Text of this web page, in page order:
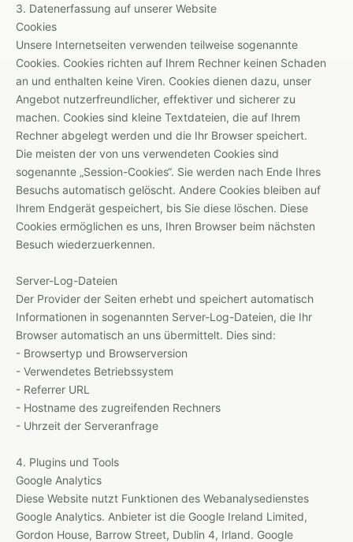
3. Datenerfassung auf unserer Website
Cookies
Unsere Internetseiten verwenden teilweise sogenannte
Cookies. Cookies richten auf Ihrem Rechner keinen Schaden
an und enthalten keine Viren. Cookies dienen dazu, unser
Angebot nutzerfreundlicher, effektiver und sicherer zu
machen. Cookies sind kleine Textdateien, die auf Ihrem
Rechner abgelegt werden und die Ihr Browser speichert.
Die meisten der von uns verwendeten Cookies sind
sogenannte „Session-Cookies“. Sie werden nach Ende Ihres
Besuchs automatisch gelöscht. Andere Cookies bleiben auf
Ihrem Endgerät gespeichert, bis Sie diese löschen. Diese
Cookies ermöglichen es uns, Ihren Browser beim nächsten
Besuch wiederzuerkennen.
Server-Log-Dateien
Der Provider der Seiten erhebt und speichert automatisch
Informationen in sogenannten Server-Log-Dateien, die Ihr
Browser automatisch an uns übermittelt. Dies sind:
- Browsertyp und Browserversion
- Verwendetes Betriebssystem
- Referrer URL
- Hostname des zugreifenden Rechners
- Uhrzeit der Serveranfrage
4. Plugins und Tools
Google Analytics
Diese Website nutzt Funktionen des Webanalysedienstes
Google Analytics. Anbieter ist die Google Ireland Limited,
Gordon House, Barrow Street, Dublin 4, Irland. Google